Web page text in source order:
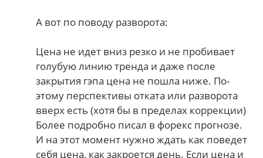
А вот по поводу разворота:
Цена не идет вниз резко и не пробивает
голубую линию тренда и даже после
закрытия гэпа цена не пошла ниже. По-
этому перспективы отката или разворота
вверх есть (хотя бы в пределах коррекции)
Более подробно писал в форекс прогнозе.
И на этот момент нужно ждать как поведет
себя цена, как закроется день. Если цена и